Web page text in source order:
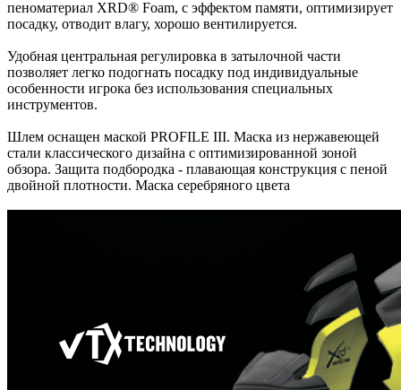
пеноматериал XRD® Foam, с эффектом памяти, оптимизирует
посадку, отводит влагу, хорошо вентилируется.
Удобная центральная регулировка в затылочной части
позволяет легко подогнать посадку под индивидуальные
особенности игрока без использования специальных
инструментов.
Шлем оснащен маской PROFILE III. Маска из нержавеющей
стали классического дизайна с оптимизированной зоной
обзора. Защита подбородка - плавающая конструкция с пеной
двойной плотности. Маска серебряного цвета